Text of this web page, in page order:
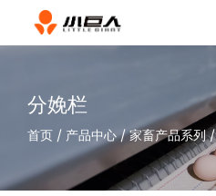
分娩栏
首页 / 产品中心 / 家畜产品系列 /